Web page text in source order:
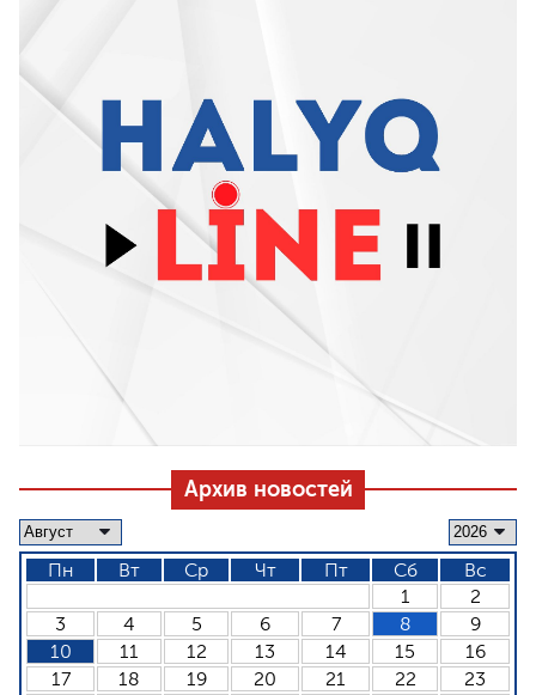
Архив новостей
Пн Вт Ср Чт Пт Сб
Вс
1
2
3
4 5 6 7 8
9
10
11 12 13 14 15
16
17
18 19 20 21 22
23